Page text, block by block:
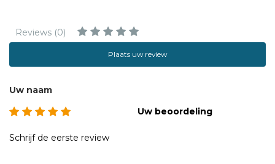
Reviews (0)
Plaats uw review
Uw naam
Uw beoordeling
Schrijf de eerste review